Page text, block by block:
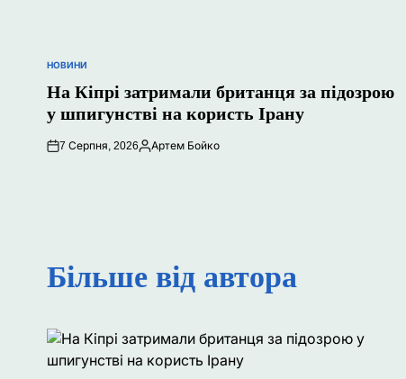
ОПУБЛІКУВАТИ
НОВИНИ
На Кіпрі затримали британця за підозрою
у шпигунстві на користь Ірану
7 Серпня, 2026
Опубліковано
Артем Бойко
Більше від автора